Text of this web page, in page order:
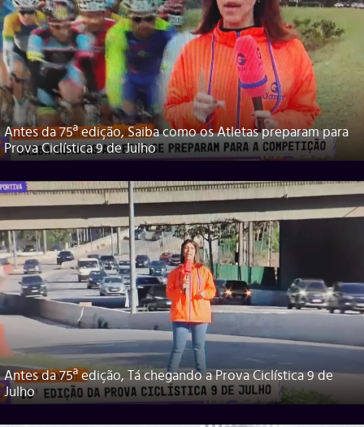
Antes da 75ª edição, Saiba como os Atletas preparam para
Prova Ciclística 9 de Julho
Antes da 75ª edição, Tá chegando a Prova Ciclística 9 de
Julho